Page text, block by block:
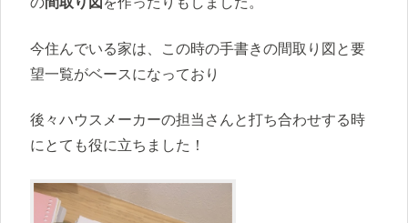
今住んでいる家は、この時の手書きの間取り図と要
望一覧がベースになっており
後々ハウスメーカーの担当さんと打ち合わせする時
にとても役に立ちました！